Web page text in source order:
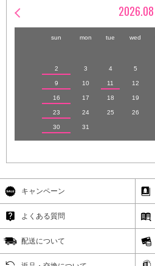
2026.08
sun mon tue wed
2 3 4 5
9 10 11 12
16 17 18 19
23 24 25 26
30 31
キャンペーン
よくある質問
配送について